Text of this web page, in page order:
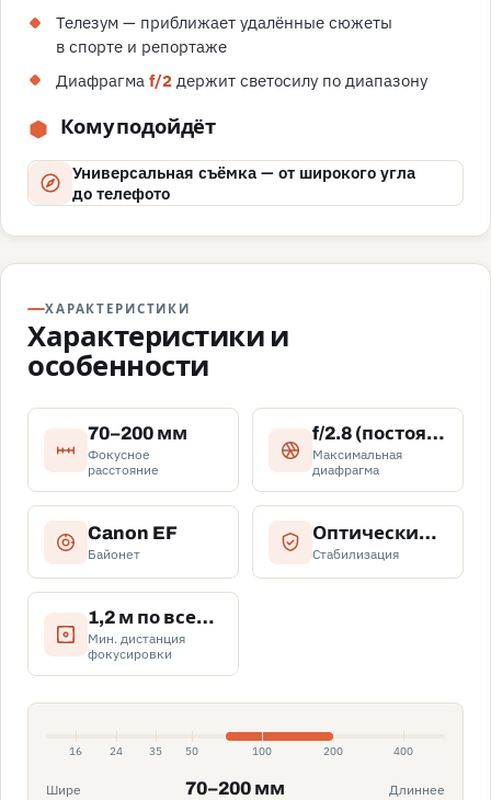
Телезум — приближает удалённые сюжеты
в спорте и репортаже
Диафрагмаf/2 держит светосилу по диапазону
Кому подойдёт
Универсальная съёмка — от широкого угла
до телефото
ХАРАКТЕРИСТИКИ
Характеристики и
особенности
70–200 мм
Фокусное
расстояние
f/2.8 (постоянная)
Максимальная
диафрагма
Canon EF
Байонет
Оптический стабилизатор изображения
Стабилизация
1,2 м по всему диапазону зума
Мин. дистанция
фокусировки
16 24 35 50 100 200 400
Шире 70–200 мм Длиннее